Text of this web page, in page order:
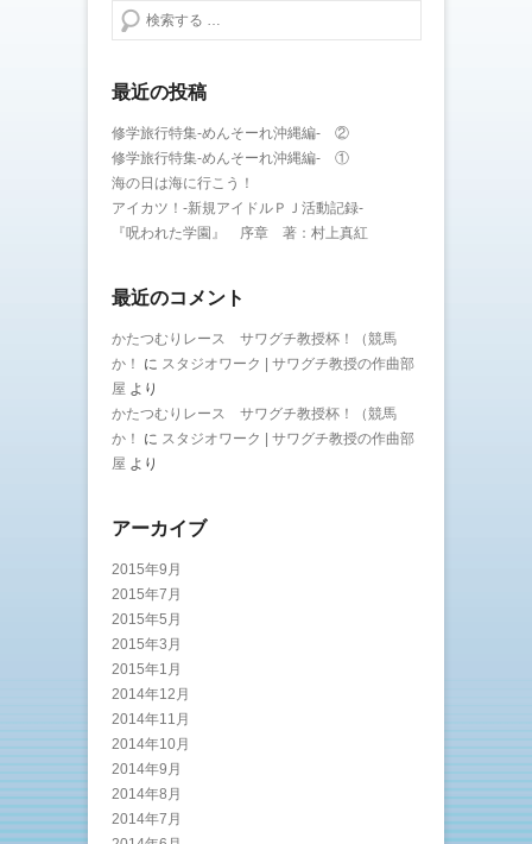
検索する
最近の投稿
修学旅行特集-めんそーれ沖縄編- ②
修学旅行特集-めんそーれ沖縄編- ①
海の日は海に行こう！
アイカツ！-新規アイドルＰＪ活動記録-
『呪われた学園』 序章 著：村上真紅
最近のコメント
かたつむりレース サワグチ教授杯！（競馬
か！
に スタジオワーク | サワグチ教授の作曲部
屋 より
かたつむりレース サワグチ教授杯！（競馬
か！
に スタジオワーク | サワグチ教授の作曲部
屋 より
アーカイブ
2015年9月
2015年7月
2015年5月
2015年3月
2015年1月
2014年12月
2014年11月
2014年10月
2014年9月
2014年8月
2014年7月